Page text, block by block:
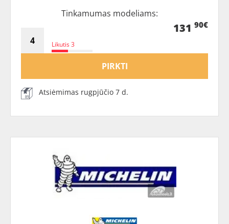
Tinkamumas modeliams:
Likutis 3
131 90€
PIRKTI
Atsiėmimas rugpjūčio 7 d.